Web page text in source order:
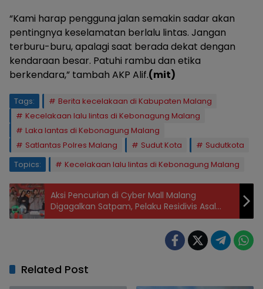
“Kami harap pengguna jalan semakin sadar akan
pentingnya keselamatan berlalu lintas. Jangan
terburu-buru, apalagi saat berada dekat dengan
kendaraan besar. Patuhi rambu dan etika
berkendara,” tambah AKP Alif.(mit)
Tags:
Berita kecelakaan di Kabupaten Malang
Kecelakaan lalu lintas di Kebonagung Malang
Laka lantas di Kebonagung Malang
Satlantas Polres Malang
Sudut Kota
Sudutkota
Topics:
Kecelakaan lalu lintas di Kebonagung Malang
Aksi Pencurian di Cyber Mall Malang
Digagalkan Satpam, Pelaku Residivis Asal
Blitar Tertangkap
Related Post